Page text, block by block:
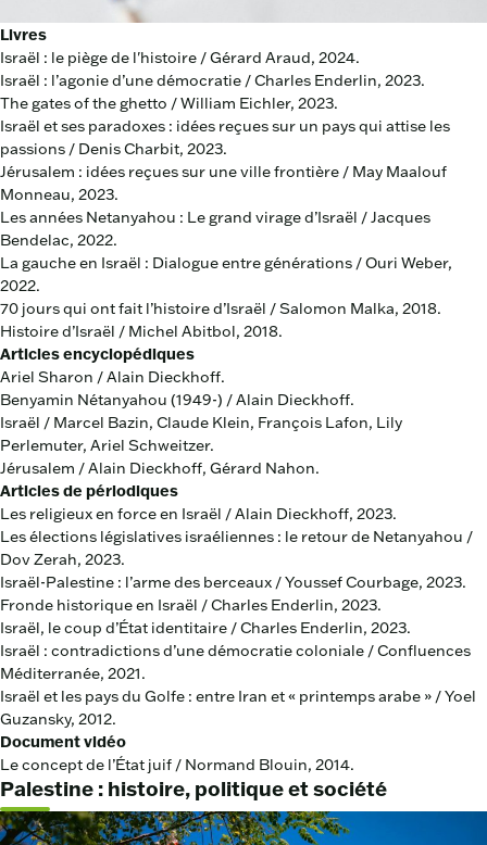
Livres
Israël : le piège de l'histoire / Gérard Araud, 2024.
Israël : l’agonie d’une démocratie / Charles Enderlin, 2023.
The gates of the ghetto / William Eichler, 2023.
Israël et ses paradoxes : idées reçues sur un pays qui attise les
passions / Denis Charbit, 2023.
Jérusalem : idées reçues sur une ville frontière / May Maalouf
Monneau, 2023.
Les années Netanyahou : Le grand virage d’Israël / Jacques
Bendelac, 2022.
La gauche en Israël : Dialogue entre générations / Ouri Weber,
2022.
70 jours qui ont fait l’histoire d’Israël / Salomon Malka, 2018.
Histoire d’Israël / Michel Abitbol, 2018.
Articles encyclopédiques
Ariel Sharon / Alain Dieckhoff.
Benyamin Nétanyahou (1949-) / Alain Dieckhoff.
Israël / Marcel Bazin, Claude Klein, François Lafon, Lily
Perlemuter, Ariel Schweitzer.
Jérusalem / Alain Dieckhoff, Gérard Nahon.
Articles de périodiques
Les religieux en force en Israël / Alain Dieckhoff, 2023.
Les élections législatives israéliennes : le retour de Netanyahou /
Dov Zerah, 2023.
Israël-Palestine : l’arme des berceaux / Youssef Courbage, 2023.
Fronde historique en Israël / Charles Enderlin, 2023.
Israël, le coup d’État identitaire / Charles Enderlin, 2023.
Israël : contradictions d’une démocratie coloniale / Confluences
Méditerranée, 2021.
Israël et les pays du Golfe : entre Iran et « printemps arabe » / Yoel
Guzansky, 2012.
Document vidéo
Le concept de l’État juif / Normand Blouin, 2014.
Palestine : histoire, politique et société